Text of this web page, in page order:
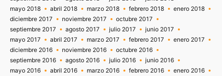
mayo 2018
abril 2018 marzo 2018 febrero 2018
enero 2018
diciembre 2017
noviembre 2017
octubre 2017
septiembre 2017
agosto 2017 julio 2017
junio 2017
mayo 2017
abril 2017 marzo 2017 febrero 2017
enero 2017
diciembre 2016
noviembre 2016
octubre 2016
septiembre 2016
agosto 2016 julio 2016
junio 2016
mayo 2016
abril 2016 marzo 2016 febrero 2016 enero 2016